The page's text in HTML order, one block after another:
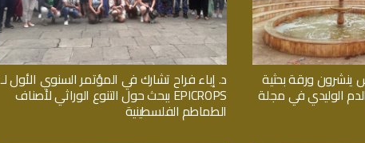
ورقة بحثية
الوليدي في مجلة
د. إباء فراح تشارك في المؤتمر السنوي الأول لـ
EPICROPS ببحث حول التنوع الوراثي لأصناف
الطماطم الفلسطينية